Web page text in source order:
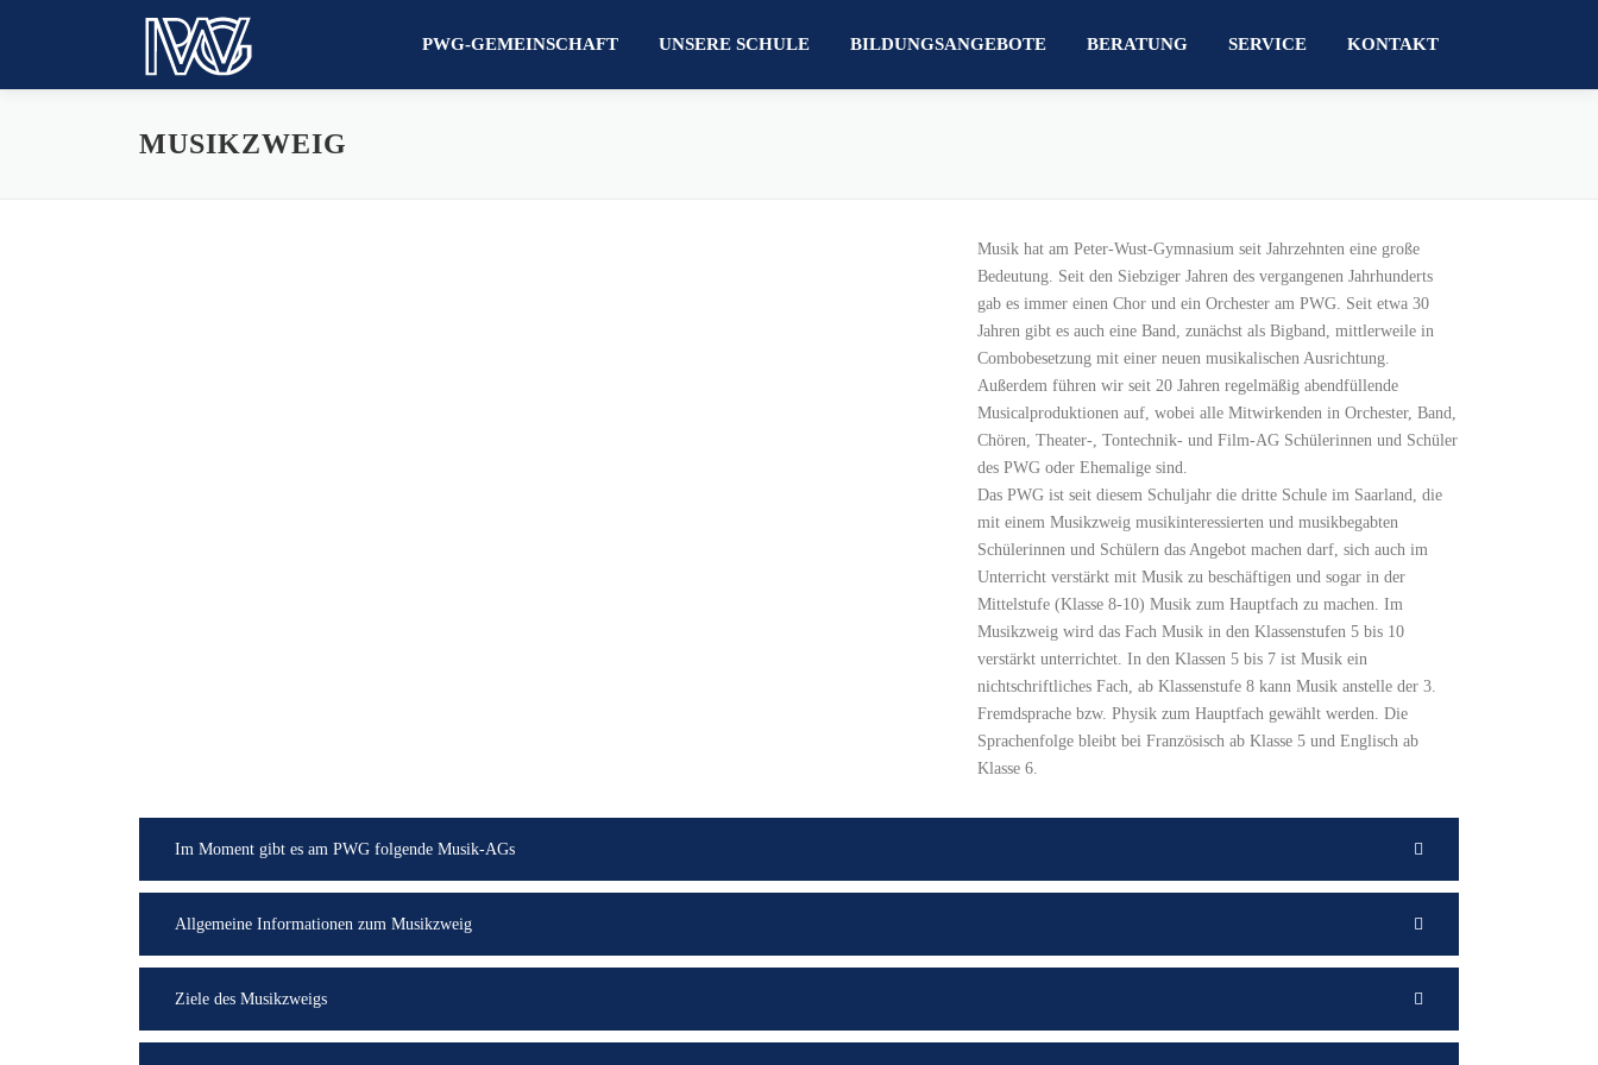
PWG-GEMEINSCHAFT UNSERE SCHULE BILDUNGSANGEBOTE BERATUNG SERVICE KONTAKT
MUSIKZWEIG
Musik hat am Peter-Wust-Gymnasium seit Jahrzehnten eine große
Bedeutung. Seit den Siebziger Jahren des vergangenen Jahrhunderts
gab es immer einen Chor und ein Orchester am PWG. Seit etwa 30
Jahren gibt es auch eine Band, zunächst als Bigband, mittlerweile in
Combobesetzung mit einer neuen musikalischen Ausrichtung.
Außerdem führen wir seit 20 Jahren regelmäßig abendfüllende
Musicalproduktionen auf, wobei alle Mitwirkenden in Orchester, Band,
Chören, Theater-, Tontechnik- und Film-AG Schülerinnen und Schüler
des PWG oder Ehemalige sind.
Das PWG ist seit diesem Schuljahr die dritte Schule im Saarland, die
mit einem Musikzweig musikinteressierten und musikbegabten
Schülerinnen und Schülern das Angebot machen darf, sich auch im
Unterricht verstärkt mit Musik zu beschäftigen und sogar in der
Mittelstufe (Klasse 8-10) Musik zum Hauptfach zu machen. Im
Musikzweig wird das Fach Musik in den Klassenstufen 5 bis 10
verstärkt unterrichtet. In den Klassen 5 bis 7 ist Musik ein
nichtschriftliches Fach, ab Klassenstufe 8 kann Musik anstelle der 3.
Fremdsprache bzw. Physik zum Hauptfach gewählt werden. Die
Sprachenfolge bleibt bei Französisch ab Klasse 5 und Englisch ab
Klasse 6.
Im Moment gibt es am PWG folgende Musik-AGs
Allgemeine Informationen zum Musikzweig
Ziele des Musikzweigs